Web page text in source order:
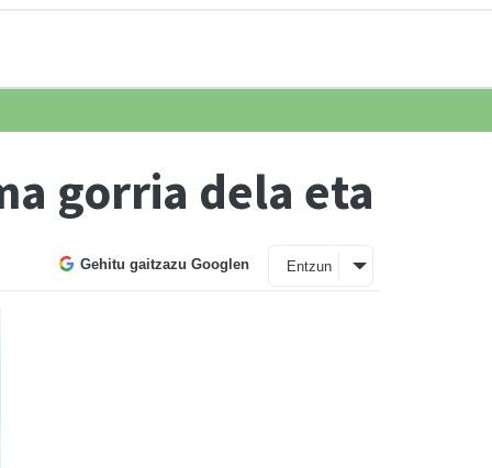
gorria dela eta
Gehitu gaitzazu Googlen Entzun